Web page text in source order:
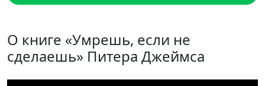
О книге «Умрешь, если не
сделаешь» Питера Джеймса